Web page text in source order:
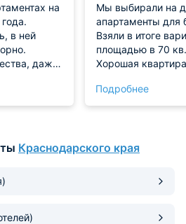
на
в ней
даже
не
канатной
Мы выбирали на
апартаменты для
Взяли в итоге
площадью в 70
Хорошая
хорошей зоной
апартаментах
также
комната
Подробнее
Краснодарского края